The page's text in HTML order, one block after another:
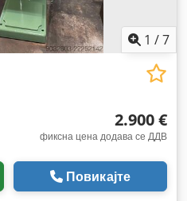
1 /7
2.900 €
фиксна цена додава се ДДВ
Повикајте